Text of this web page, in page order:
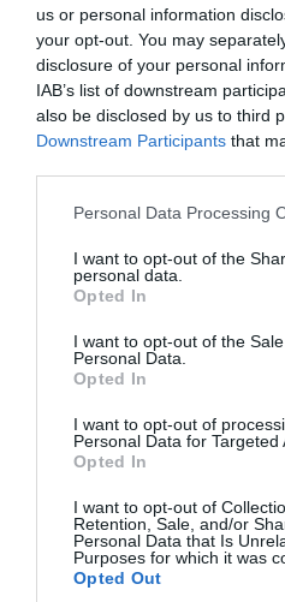
us or personal information
your opt-out. You may
disclosure of your personal
IAB’s list of downstream
also be disclosed by us to third
Downstream Participants that
Please note that this website/
not limited to your visit or usage
grant or deny consent to
use your data for below
consent section.
Personal Data Processing
I want to opt-out of the
personal data.
Opted In
I want to opt-out of the
Personal Data.
Opted In
I want to opt-out of
Personal Data for Targeted
Opted In
I want to opt-out of
Retention, Sale, and/or
Personal Data that Is
Purposes for which it was
Opted Out
Nagyon mutatós, ombre tobozok,
színnel fessük, a felsőket világos